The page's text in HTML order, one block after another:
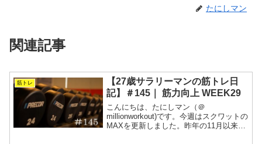
たにしマン
関連記事
筋トレ
【27歳サラリーマンの筋トレ日
記】＃145｜ 筋力向上 WEEK29
こんにちは、たにしマン（＠
millionworkout)です。今週はスクワットの
MAXを更新しました。昨年の11月以来で